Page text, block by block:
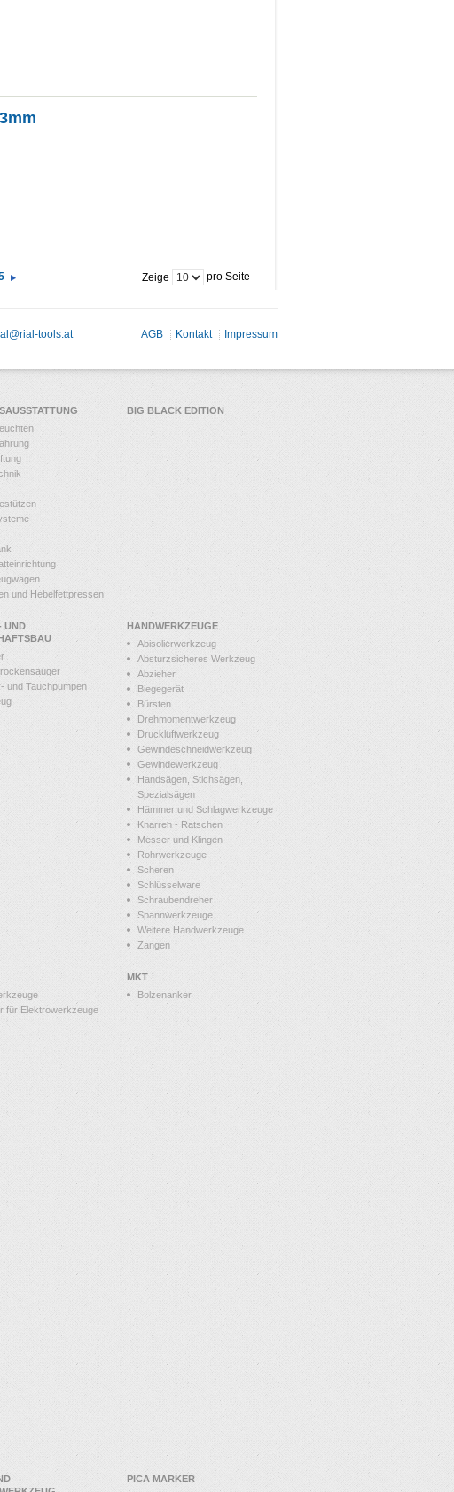
Zeige pro Seite
tools.at Impressum
Kontakt
AGB
und Hebelfettpressen
BIG BLACK EDITION
UND
und Tauchpumpen
HANDWERKZEUGE
Abisolierwerkzeug
Absturzsicheres Werkzeug
Abzieher
Biegegerät
Bürsten
Drehmomentwerkzeug
Druckluftwerkzeug
Gewindeschneidwerkzeug
Gewindewerkzeug
Handsägen, Stichsägen,
Spezialsägen
Hämmer und Schlagwerkzeuge
Knarren - Ratschen
Messer und Klingen
Rohrwerkzeuge
Scheren
Schlüsselware
Schraubendreher
Spannwerkzeuge
Weitere Handwerkzeuge
Zangen
für Elektrowerkzeuge
MKT
Bolzenanker
PICA MARKER